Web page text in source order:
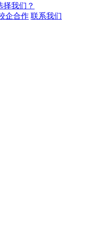
择我们？
企合作 联系我们